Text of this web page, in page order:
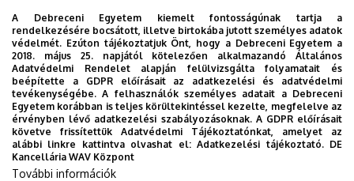
és a Scopus rendszerében is indexálásra kerülnek, tovább
erősítve a Műszaki Kar nemzetközi tudományos
láthatóságát.
A Mérnöki Menedzsment Tanszék és a Műszaki Kar
ezúton is gratulál Juhász Flóra Annának és
témavezetőjének ehhez a kiemelkedő nemzetközi
sikerhez és további sikeres kutatómunkát kíván számukra.
Cs.K
A Debreceni Egyetem kiemelt fontosságúnak tartja a
rendelkezésére bocsátott, illetve birtokába jutott személyes adatok
védelmét. Ezúton tájékoztatjuk Önt, hogy a Debreceni Egyetem a
2018. május 25. napjától kötelezően alkalmazandó Általános
Adatvédelmi Rendelet alapján felülvizsgálta folyamatait és
beépítette a GDPR előírásait az adatkezelési és adatvédelmi
tevékenységébe. A felhasználók személyes adatait a Debreceni
Egyetem korábban is teljes körültekintéssel kezelte, megfelelve az
érvényben lévő adatkezelési szabályozásoknak. A GDPR előírásait
követve frissítettük Adatvédelmi Tájékoztatónkat, amelyet az
alábbi linkre kattintva olvashat el:Adatkezelési tájékoztató. DE
Kancellária WAV Központ
További információk